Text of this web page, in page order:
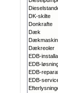
DK-skilte
Donkrafte
Dæk
Dækreoler
EDB-
EDB-
EDB-
EDB-